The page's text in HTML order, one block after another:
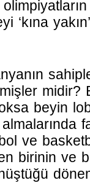
‘kına
beyin
ve
birinin ve